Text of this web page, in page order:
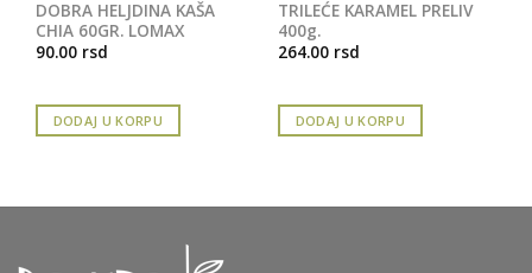
DOBRA HELJDINA KAŠA
CHIA 60GR. LOMAX
90.00 rsd
DODAJ U KORPU
TRILEĆE KARAMEL PRELIV
400g.
264.00 rsd
DODAJ U KORPU